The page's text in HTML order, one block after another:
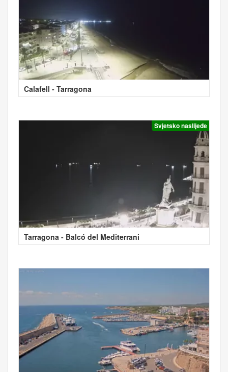
Calafell - Tarragona
Svjetsko naslijeđe
Tarragona - Balcó del Mediterrani